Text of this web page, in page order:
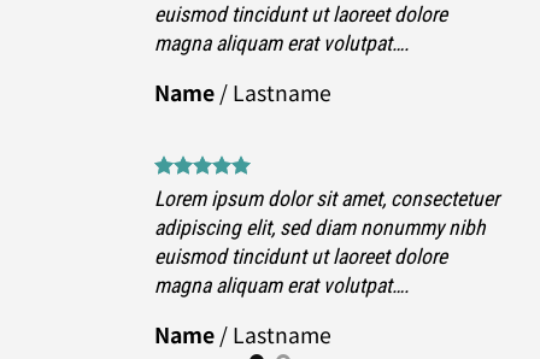
euismod tincidunt ut laoreet dolore
magna aliquam erat volutpat….
Name / Lastname
Lorem ipsum dolor sit amet, consectetuer
adipiscing elit, sed diam nonummy nibh
euismod tincidunt ut laoreet dolore
magna aliquam erat volutpat….
Name / Lastname